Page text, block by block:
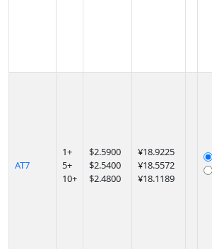
AT7
1+
5+
10+
$2.5900
$2.5400
$2.4800
¥18.9225
¥18.5572
¥18.1189